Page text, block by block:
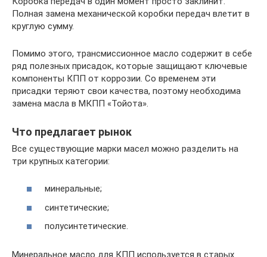
Полная замена механической коробки передач влетит в
круглую сумму.
Помимо этого, трансмиссионное масло содержит в себе
ряд полезных присадок, которые защищают ключевые
компоненты КПП от коррозии. Со временем эти
присадки теряют свои качества, поэтому необходима
замена масла в МКПП «Тойота».
Что предлагает рынок
Все существующие марки масел можно разделить на
три крупных категории:
минеральные;
синтетические;
полусинтетические.
Минеральное масло для КПП используется в старых